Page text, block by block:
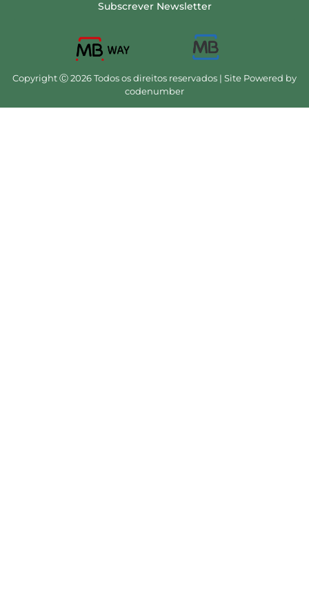
Subscrever Newsletter
Copyright Ⓒ 2026 Todos os direitos reservados | Site Powered by
codenumber